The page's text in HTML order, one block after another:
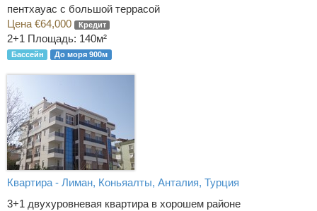
пентхауас с большой террасой
Цена €64,000
Кредит
2+1 Площадь: 140м²
Бассейн До моря 900м
Квартира - Лиман, Коньяалты, Анталия, Турция
3+1 двухуровневая квартира в хорошем районе